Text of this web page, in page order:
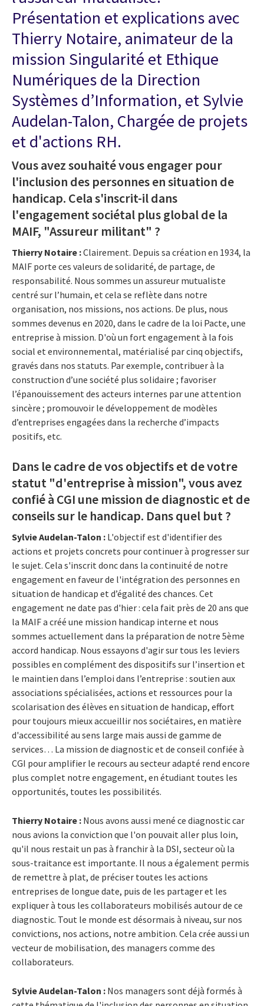
Présentation et explications avec
Thierry Notaire, animateur de la
mission Singularité et Ethique
Numériques de la Direction
Systèmes d’Information, et Sylvie
Audelan-Talon, Chargée de projets
et d'actions RH.
Vous avez souhaité vous engager pour
l'inclusion des personnes en situation de
handicap. Cela s'inscrit-il dans
l'engagement sociétal plus global de la
MAIF, "Assureur militant" ?
Thierry Notaire :Clairement. Depuis sa création en 1934, la
MAIF porte ces valeurs de solidarité, de partage, de
responsabilité. Nous sommes un assureur mutualiste
centré sur l’humain, et cela se reflète dans notre
organisation, nos missions, nos actions. De plus, nous
sommes devenus en 2020, dans le cadre de la loi Pacte, une
entreprise à mission. D'où un fort engagement à la fois
social et environnemental, matérialisé par cinq objectifs,
gravés dans nos statuts. Par exemple, contribuer à la
construction d’une société plus solidaire ; favoriser
l’épanouissement des acteurs internes par une attention
sincère ; promouvoir le développement de modèles
d’entreprises engagées dans la recherche d’impacts
positifs, etc.
Dans le cadre de vos objectifs et de votre
statut "d'entreprise à mission", vous avez
confié à CGI une mission de diagnostic et de
conseils sur le handicap. Dans quel but ?
Sylvie Audelan-Talon : L'objectif est d'identifier des
actions et projets concrets pour continuer à progresser sur
le sujet. Cela s'inscrit donc dans la continuité de notre
engagement en faveur de l'intégration des personnes en
situation de handicap et d’égalité des chances. Cet
engagement ne date pas d'hier : cela fait près de 20 ans que
la MAIF a créé une mission handicap interne et nous
sommes actuellement dans la préparation de notre 5ème
accord handicap. Nous essayons d'agir sur tous les leviers
possibles en complément des dispositifs sur l’insertion et
le maintien dans l’emploi dans l’entreprise : soutien aux
associations spécialisées, actions et ressources pour la
scolarisation des élèves en situation de handicap, effort
pour toujours mieux accueillir nos sociétaires, en matière
d'accessibilité au sens large mais aussi de gamme de
services… La mission de diagnostic et de conseil confiée à
CGI pour amplifier le recours au secteur adapté rend encore
plus complet notre engagement, en étudiant toutes les
opportunités, toutes les possibilités.
Thierry Notaire : Nous avons aussi mené ce diagnostic car
nous avions la conviction que l'on pouvait aller plus loin,
qu'il nous restait un pas à franchir à la DSI, secteur où la
sous-traitance est importante. Il nous a également permis
de remettre à plat, de préciser toutes les actions
entreprises de longue date, puis de les partager et les
expliquer à tous les collaborateurs mobilisés autour de ce
diagnostic. Tout le monde est désormais à niveau, sur nos
convictions, nos actions, notre ambition. Cela crée aussi un
vecteur de mobilisation, des managers comme des
collaborateurs.
Sylvie Audelan-Talon : Nos managers sont déjà formés à